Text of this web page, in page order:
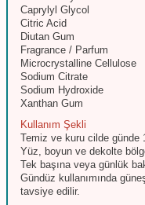
Caprylyl Glycol
Citric Acid
Diutan Gum
Fragrance / Parfum
Microcrystalline Cellulose
Sodium Citrate
Sodium Hydroxide
Xanthan Gum
Kullanım Şekli
Temiz ve kuru cilde günde
Yüz, boyun ve dekolte
Tek başına veya günlük
Gündüz kullanımında
tavsiye edilir.